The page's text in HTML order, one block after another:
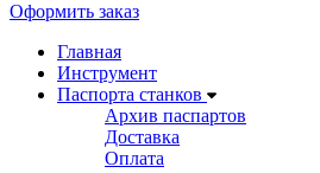
Оформить заказ
Главная
Инструмент
Паспорта станков
Архив паспартов
Доставка
Оплата